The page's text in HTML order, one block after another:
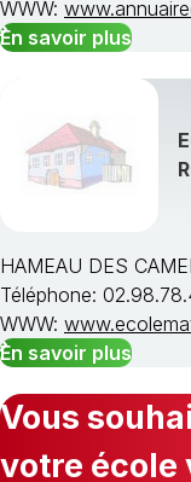
WWW:
En savoir plus
HAMEAU DES
Téléphone:
WWW:
En savoir plus
Vous
votre école